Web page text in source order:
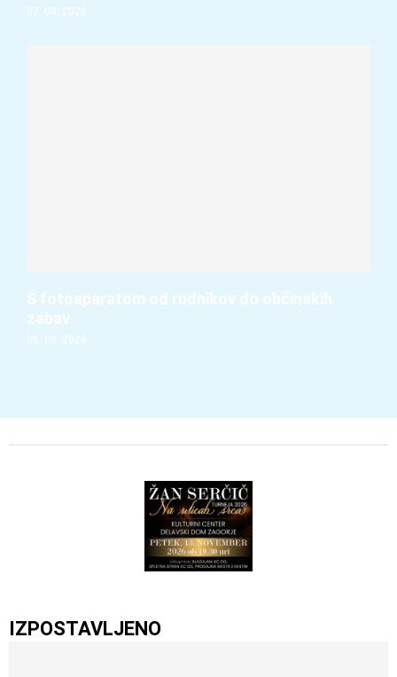
07. 08. 2026
S fotoaparatom od rudnikov do občinskih
zabav
06. 08. 2026
IZPOSTAVLJENO